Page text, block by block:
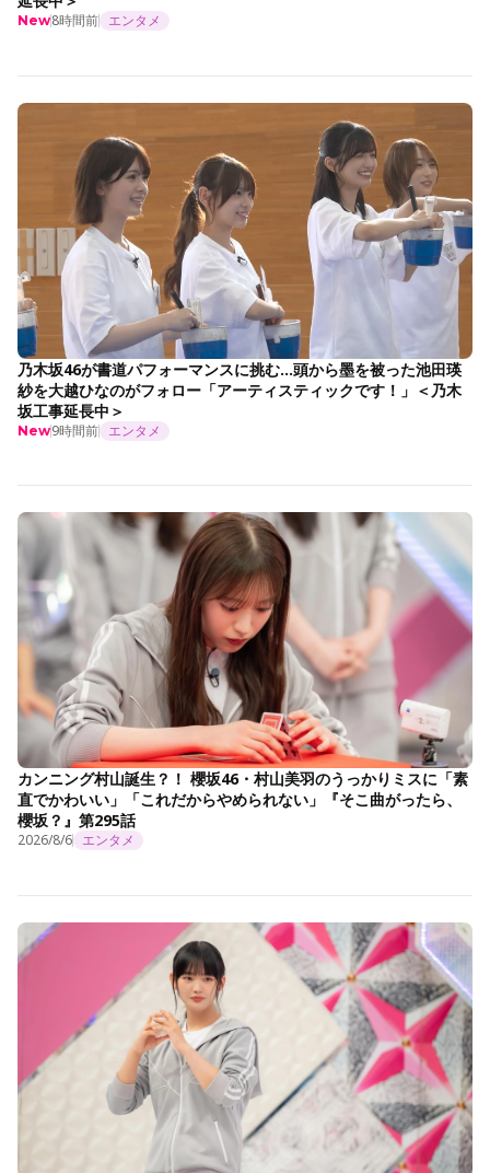
New8時間前 エンタメ
乃木坂46が書道パフォーマンスに挑む…頭から墨を被った池田瑛
紗を大越ひなのがフォロー「アーティスティックです！」＜乃木
坂工事延長中＞
New9時間前 エンタメ
カンニング村山誕生？！ 櫻坂46・村山美羽のうっかりミスに「素
直でかわいい」「これだからやめられない」『そこ曲がったら、
櫻坂？』第295話
2026/8/6 エンタメ